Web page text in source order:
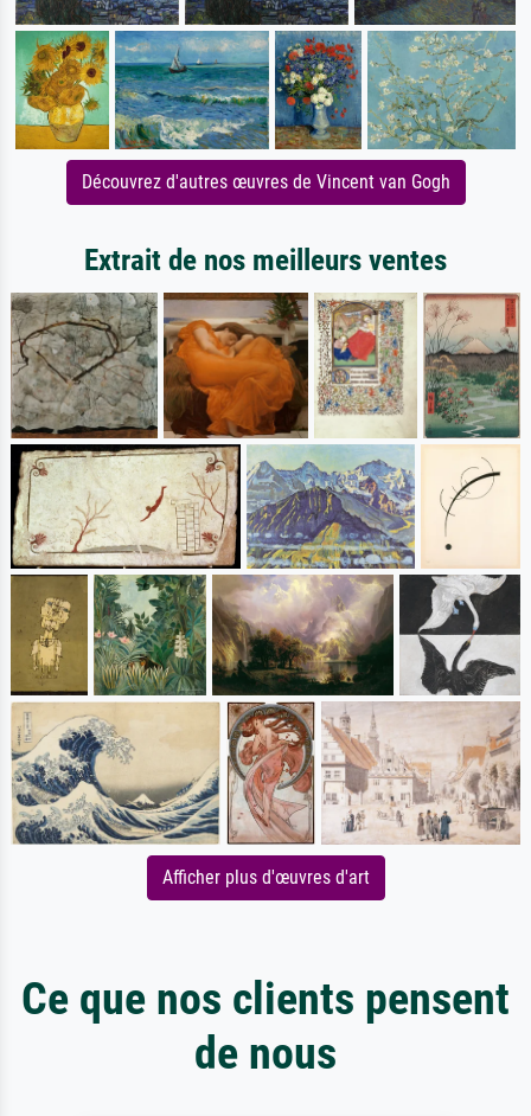
Découvrez d'autres œuvres de Vincent van Gogh
Extrait de nos meilleurs ventes
Afficher plus d'œuvres d'art
Ce que nos clients pensent
de nous